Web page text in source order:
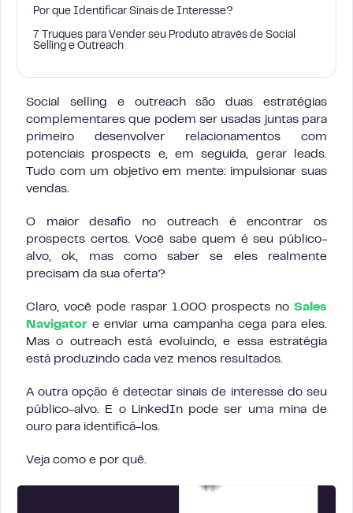
Por que Identificar Sinais de Interesse?
7 Truques para Vender seu Produto através de Social
Selling e Outreach
Social selling e outreach são duas estratégias
complementares que podem ser usadas juntas para
primeiro desenvolver relacionamentos com
potenciais prospects e, em seguida, gerar leads.
Tudo com um objetivo em mente: impulsionar suas
vendas.
O maior desafio no outreach é encontrar os
prospects certos. Você sabe quem é seu público-
alvo, ok, mas como saber se eles realmente
precisam da sua oferta?
Claro, você pode raspar 1.000 prospects no Sales
Navigator e enviar uma campanha cega para eles.
Mas o outreach está evoluindo, e essa estratégia
está produzindo cada vez menos resultados.
A outra opção é detectar sinais de interesse do seu
público-alvo. E o LinkedIn pode ser uma mina de
ouro para identificá-los.
Veja como e por quê.